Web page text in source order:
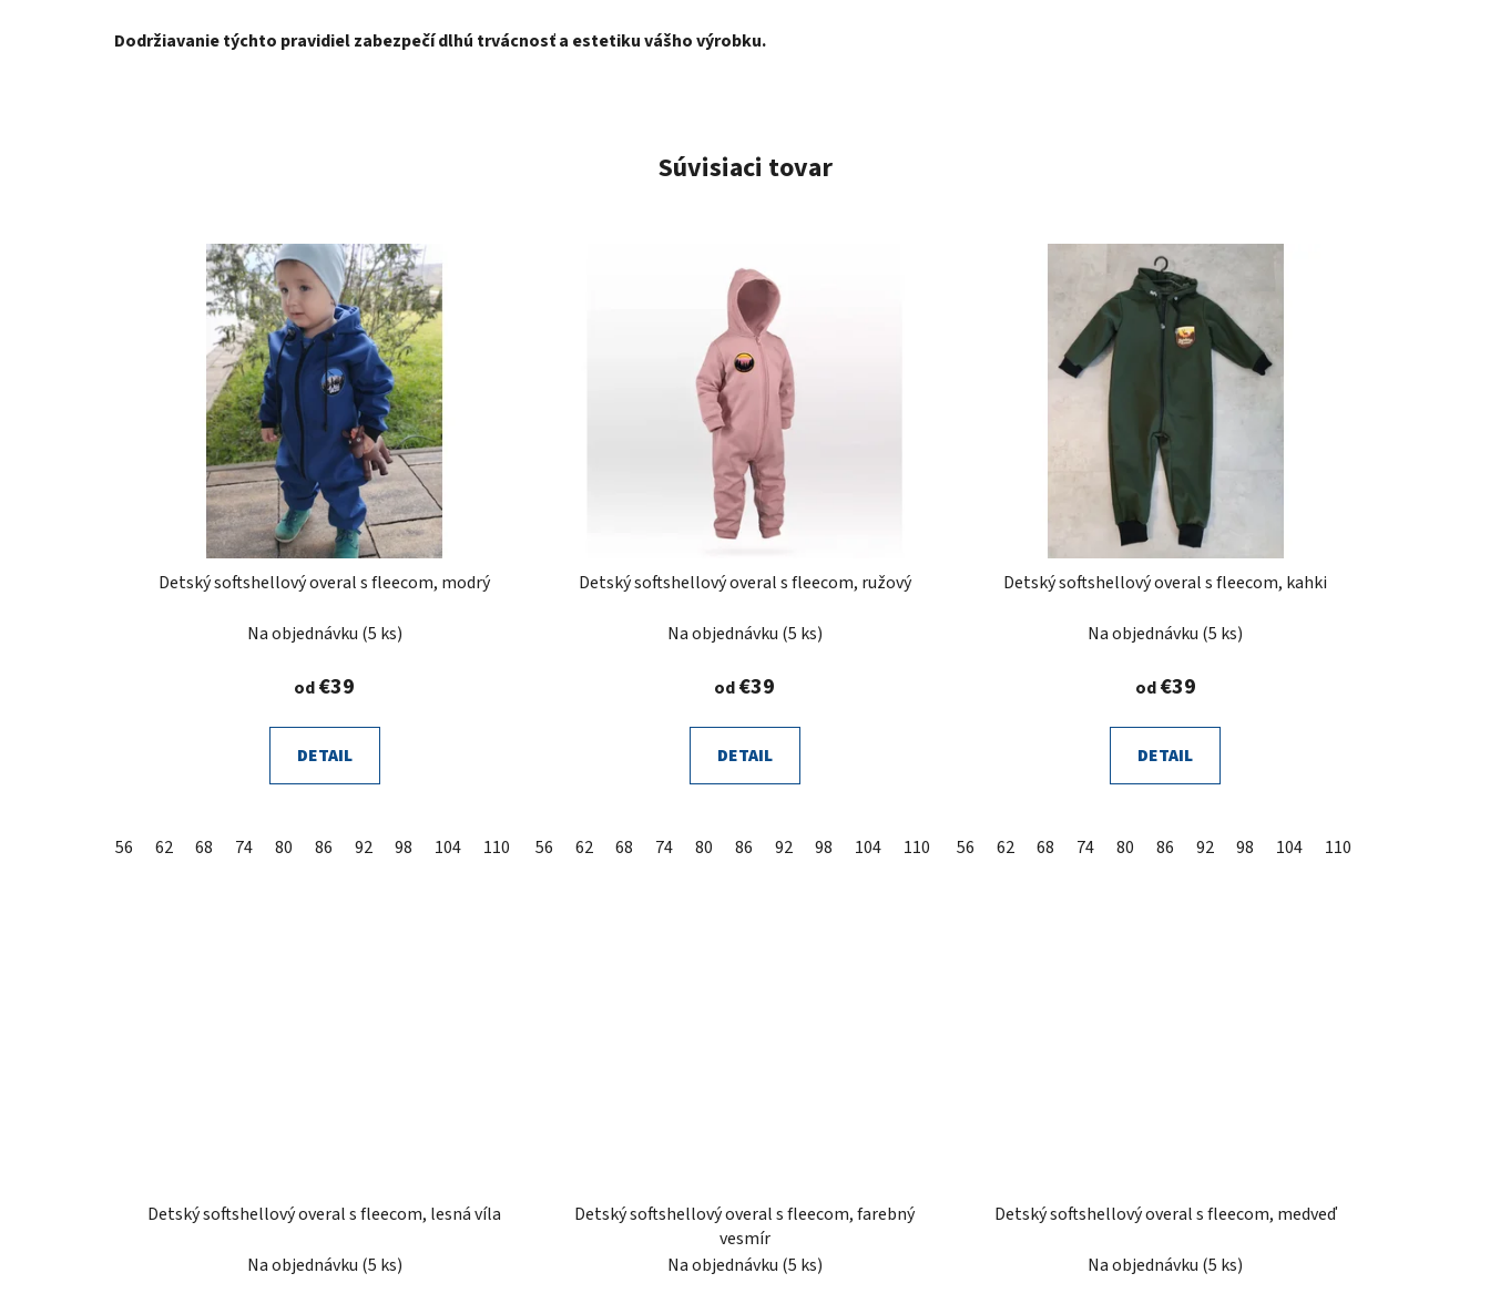
Dodržiavanie týchto pravidiel zabezpečí dlhú trvácnosť a estetiku vášho výrobku.
Súvisiaci tovar
Detský softshellový overal s fleecom, modrý
Na objednávku (5 ks)
od€39
DETAIL
56 62 68 74 80 86 92 98 104 110
Detský softshellový overal s fleecom, ružový
Na objednávku (5 ks)
od€39
DETAIL
56 62 68 74 80 86 92 98 104 110
Detský softshellový overal s fleecom, kahki
Na objednávku (5 ks)
od€39
DETAIL
56 62 68 74 80 86 92 98 104 110
Detský softshellový overal s fleecom, lesná víla
Na objednávku (5 ks)
Detský softshellový overal s fleecom, farebný
vesmír
Na objednávku (5 ks)
Detský softshellový overal s fleecom, medveď
Na objednávku (5 ks)